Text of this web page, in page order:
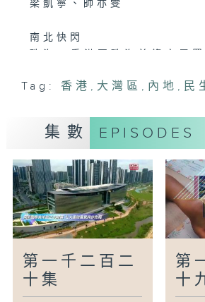
梁凱寧、帥亦雯
南北快閃
武漢：移動「星級酒店」來了
山東濰坊：第43屆濰坊國際
南寧：稻田藝術迎客來
廣為人知
廣州：環保工藝創作變廢為寶
廣州：2026年沙灣飄色巡遊
廣州：敦煌瑰寶「空降」廣州
Tag: 香港 , 大灣區 , 內地 , 民
集數 EPISODES
第一千二百二
十集
第
十